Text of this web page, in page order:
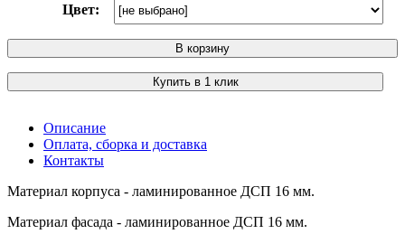
Цвет:
В корзину
Купить в 1 клик
Описание
Оплата, сборка и доставка
Контакты
Материал корпуса - ламинированное ДСП 16 мм.
Материал фасада - ламинированное ДСП 16 мм.